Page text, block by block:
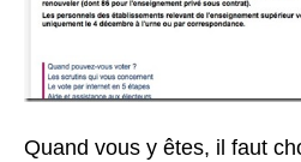
Quand vous y êtes, il faut